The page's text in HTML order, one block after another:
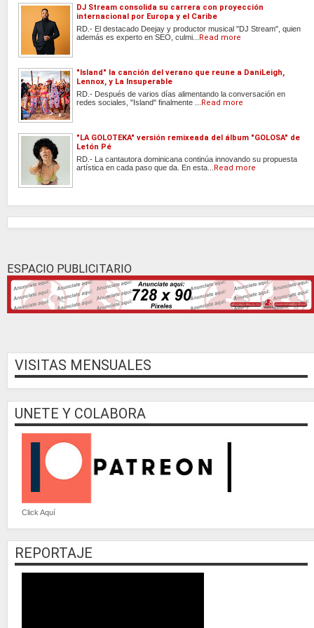
DJ Stream consolida su carrera con proyección
internacional por Europa y el Caribe
RD.- El destacado Deejay y productor musical "DJ Stream", quien
además es experto en SEO, culmi... Read more
"Island" la canción del verano que reune a DaniLeigh,
Lennox, y La Insuperable
RD.- Después de varios días alimentando la conversación en
redes sociales, "Island" finalmente ... Read more
"LA GOLOTEKA" versión remixeada del álbum "GOLOSA" de
Letón Pé
RD.- La cantautora dominicana continúa innovando su propuesta
artística en cada paso que da. En esta... Read more
ESPACIO PUBLICITARIO
VISITAS MENSUALES
UNETE Y COLABORA
Click Aquí
REPORTAJE